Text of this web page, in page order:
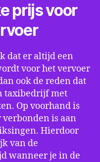
prijs voor
dat er altijd een
voor het vervoer
ook de reden dat
taxibedrijf met
Op voorhand is
is aan
Hierdoor
van de
wanneer je in de